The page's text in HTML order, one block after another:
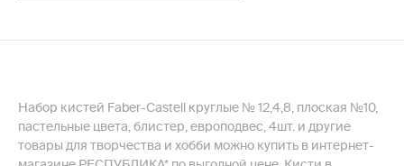
Набор кистей Faber-Castell круглые № 12,4,8, плоская №10,
пастельные цвета, блистер, европодвес, 4шт. и другие
товары для творчества и хобби можно купить в интернет-